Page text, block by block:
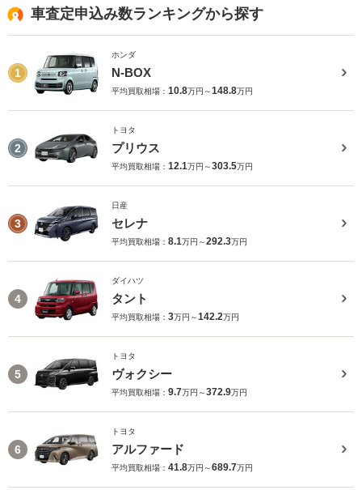
車査定申込み数ランキングから探す
1
ホンダ
N-BOX
平均買取相場： 10.8万円～148.8万円
2
トヨタ
プリウス
平均買取相場： 12.1万円～303.5万円
3
日産
セレナ
平均買取相場： 8.1万円～292.3万円
4
ダイハツ
タント
平均買取相場： 3万円～142.2万円
5
トヨタ
ヴォクシー
平均買取相場： 9.7万円～372.9万円
6
トヨタ
アルファード
平均買取相場： 41.8万円～689.7万円